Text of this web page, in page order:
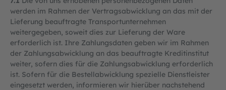
werden im Rahmen der Vertragsabwicklung an das mit der
Lieferung beauftragte Transportunternehmen
weitergegeben, soweit dies zur Lieferung der Ware
erforderlich ist. Ihre Zahlungsdaten geben wir im Rahmen
der Zahlungsabwicklung an das beauftragte Kreditinstitut
weiter, sofern dies für die Zahlungsabwicklung erforderlich
ist. Sofern für die Bestellabwicklung spezielle Dienstleister
eingesetzt werden, informieren wir hierüber nachstehend